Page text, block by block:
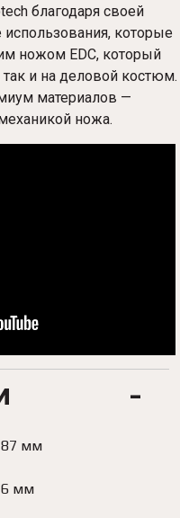
благодаря своей
использования, которые
ножом EDC, который
и на деловой костюм.
материалов —
ножа.
мм
мм